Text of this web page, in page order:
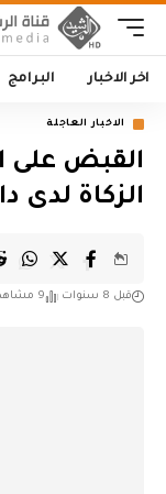
اخر الاخبار البرامج
الاخبار العاجلة
القبض على
الزكاة
قبل 8 سنوات 9 مشاهدات